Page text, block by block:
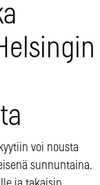
voi nousta
sunnuntaina.